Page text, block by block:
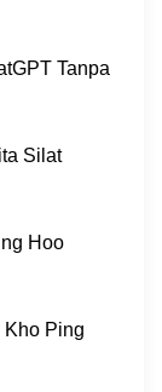
Tanpa
Silat
Hoo
Ping